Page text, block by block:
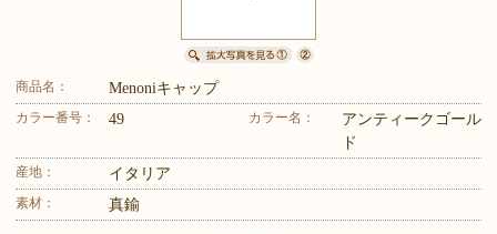
商品名： Menoniキャップ
カラー番号： 49 カラー名：
アンティークゴール
ド
産地： イタリア
素材： 真鍮